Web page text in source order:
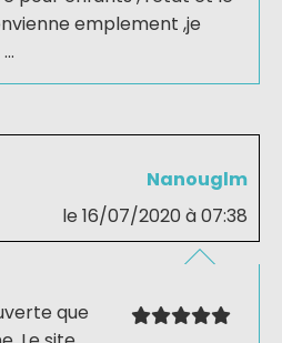
emplement ,je
Nanouglm
le 16/07/2020 à 07:38
que